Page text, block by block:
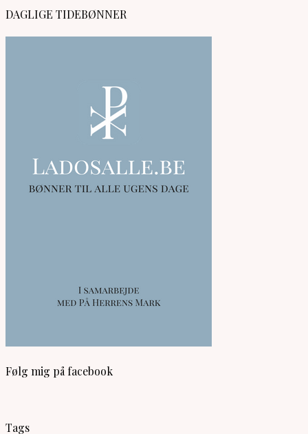
DAGLIGE TIDEBØNNER
Følg mig på facebook
Tags